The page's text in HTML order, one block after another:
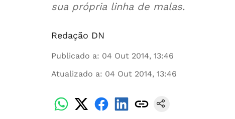
sua própria linha de malas.
Redação DN
Publicado a: 04 Out 2014, 13:46
Atualizado a: 04 Out 2014, 13:46